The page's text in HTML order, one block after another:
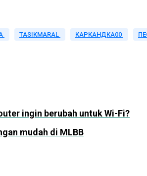
TASIKMARAL КАРКАНДКА00
ingin berubah untuk Wi-Fi?
mudah di MLBB